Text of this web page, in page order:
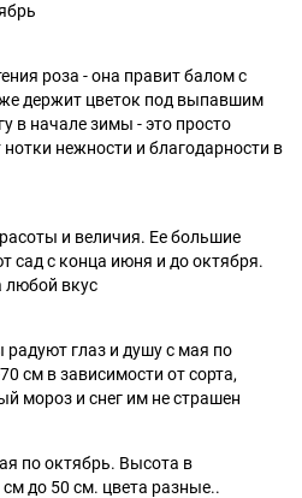
роза - она правит балом с
держит цветок под выпавшим
в начале зимы - это просто
нежности и благодарности в
и величия. Ее большие
сад с конца июня и до октября.
любой вкус
глаз и душу с мая по
см в зависимости от сорта,
мороз и снег им не страшен
по октябрь. Высота в
до 50 см. цвета разные..